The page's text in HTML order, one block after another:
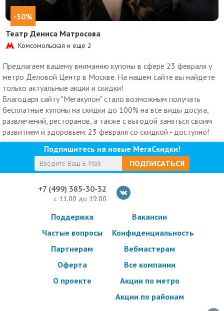
-30%
Театр Дениса Матросова
Комсомольская и еще2
Предлагаем вашему вниманию купоны в сфере 23 февраля у
метро Деловой Центр в Москве. На нашем сайте вы найдете
только актуальные акции и скидки!
Благодаря сайту "Мегакупон" стало возможным получать
бесплатные купоны на скидки до 100% на все виды досуга,
развлечений, ресторанов, а также с выгодой заняться своим
развитием и здоровьем. 23 февраля со скидкой - доступно!
Подпишитесь на новые МегаСкидки!
ПОДПИСАТЬСЯ
+7 (499) 385-30-32
с 11.00 до 19.00
Поддержка
Частые вопросы
Партнерам
Оферта
О проекте
Вакансии
Конфиденциальность
Вебмастерам
Все компании
Акции по метро
Акции по районам